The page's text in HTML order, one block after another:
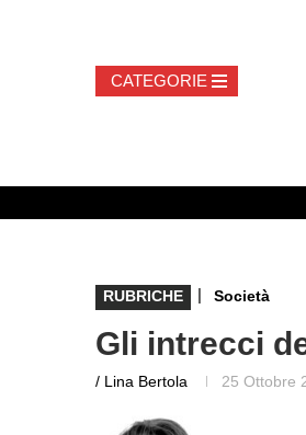
RUBRICHE | Società
Gli intrecci
/ Lina Bertola 25 Ottobre